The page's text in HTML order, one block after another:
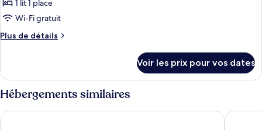
type
chambre :
lit
une
place
(Small)
1 lit 1 place
Wi-Fi gratuit
Plus de détails
Plus
le
type
de
Chambre,
Voir les prix pour vos dates
Hébergements similaires
Ruby Emma Hotel Amsterdam By IHG Monet